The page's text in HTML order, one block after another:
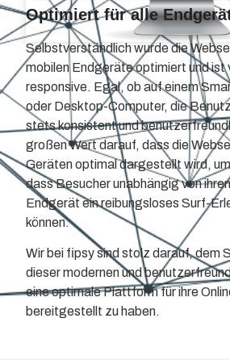
Optimiert für alle
Selbstverständlich wurde die
mobilen Endgeräte optimiert und ist
responsive. Egal, ob auf einem
oder Desktop-Computer, die
stets konsistent und
großen Wert darauf, dass die
Geräten optimal dargestellt wird,
dass Besucher unabhängig von
Endgerät ein reibungsloses Surf-
können.
Wir bei fipsy sind stolz darauf, dem
dieser modernen und
eine optimale Plattform für ihre
bereitgestellt zu haben.